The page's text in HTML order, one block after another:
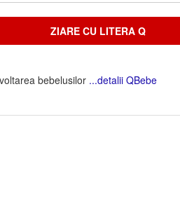
ZIARE CU LITERA Q
bebelusilor ...detalii QBebe